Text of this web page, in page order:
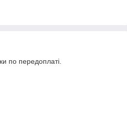
по передоплаті.